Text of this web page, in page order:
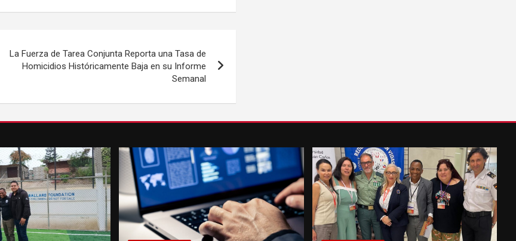
La Fuerza de Tarea Conjunta Reporta una Tasa de
Homicidios Históricamente Baja en su Informe
Semanal